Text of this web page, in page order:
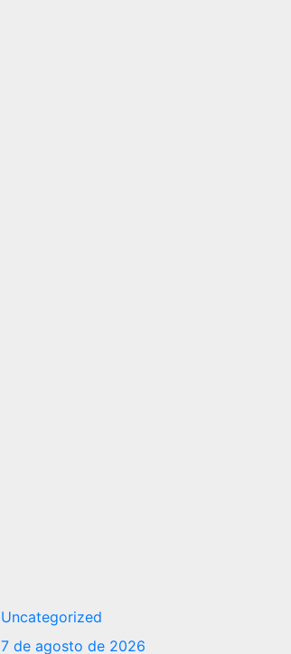
Uncategorized
7 de agosto de 2026